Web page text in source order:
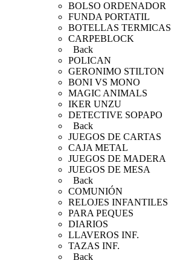
BOLSO ORDENADOR
FUNDA PORTATIL
BOTELLAS TERMICAS
CARPEBLOCK
Back
POLICAN
GERONIMO STILTON
BONI VS MONO
MAGIC ANIMALS
IKER UNZU
DETECTIVE SOPAPO
Back
JUEGOS DE CARTAS
CAJA METAL
JUEGOS DE MADERA
JUEGOS DE MESA
Back
COMUNIÓN
RELOJES INFANTILES
PARA PEQUES
DIARIOS
LLAVEROS INF.
TAZAS INF.
Back